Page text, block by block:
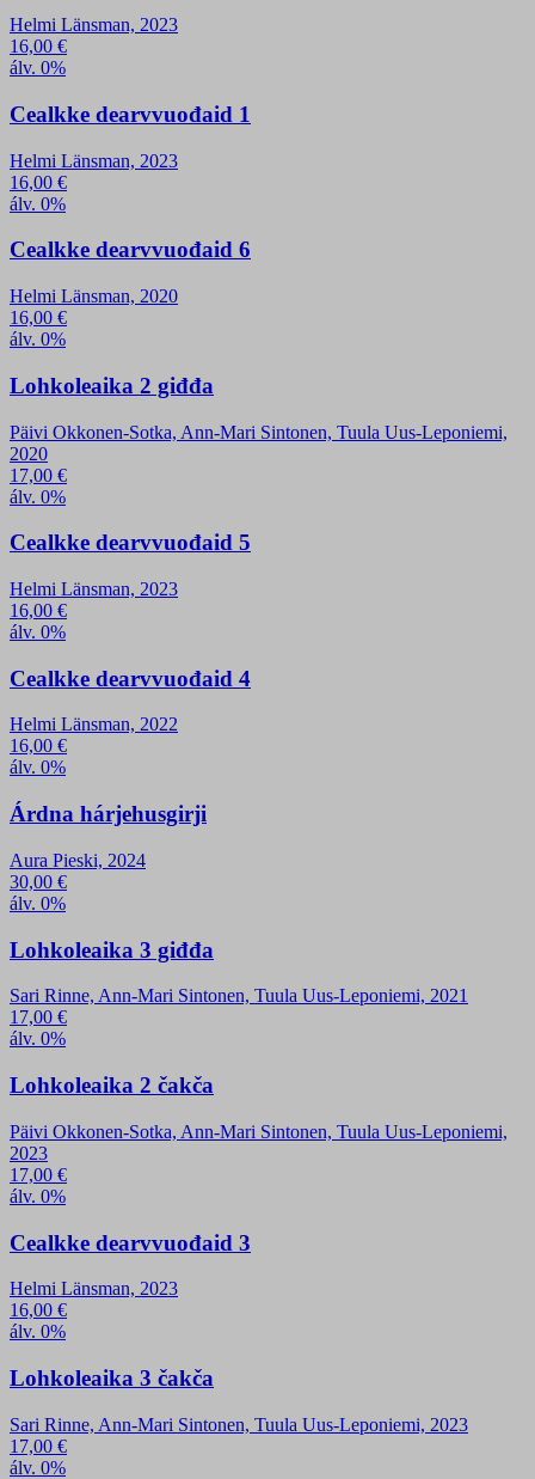
Helmi Länsman, 2023
16,00 €
álv. 0%
Cealkke dearvvuođaid 1
Helmi Länsman, 2023
16,00 €
álv. 0%
Cealkke dearvvuođaid 6
Helmi Länsman, 2020
16,00 €
álv. 0%
Lohkoleaika 2 giđđa
Päivi Okkonen-Sotka, Ann-Mari Sintonen, Tuula Uus-Leponiemi,
2020
17,00 €
álv. 0%
Cealkke dearvvuođaid 5
Helmi Länsman, 2023
16,00 €
álv. 0%
Cealkke dearvvuođaid 4
Helmi Länsman, 2022
16,00 €
álv. 0%
Árdna hárjehusgirji
Aura Pieski, 2024
30,00 €
álv. 0%
Lohkoleaika 3 giđđa
Sari Rinne, Ann-Mari Sintonen, Tuula Uus-Leponiemi, 2021
17,00 €
álv. 0%
Lohkoleaika 2 čakča
Päivi Okkonen-Sotka, Ann-Mari Sintonen, Tuula Uus-Leponiemi,
2023
17,00 €
álv. 0%
Cealkke dearvvuođaid 3
Helmi Länsman, 2023
16,00 €
álv. 0%
Lohkoleaika 3 čakča
Sari Rinne, Ann-Mari Sintonen, Tuula Uus-Leponiemi, 2023
17,00 €
álv. 0%